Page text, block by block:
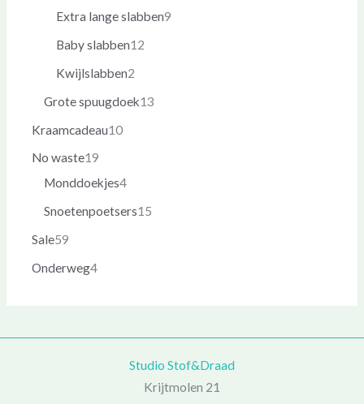
Extra lange slabben9
Baby slabben12
Kwijlslabben2
Grote spuugdoek13
Kraamcadeau10
No waste19
Monddoekjes4
Snoetenpoetsers15
Sale59
Onderweg4
Studio Stof&Draad
Krijtmolen 21